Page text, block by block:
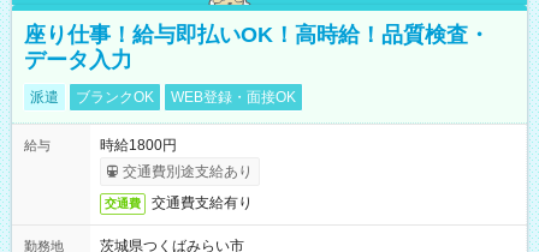
座り仕事！給与即払いOK！高時給！品質検査・
データ入力
派遣 ブランクOK WEB登録・面接OK
給与
時給1800円
交通費別途支給あり
交通費 交通費支給有り
勤務地
茨城県つくばみらい市